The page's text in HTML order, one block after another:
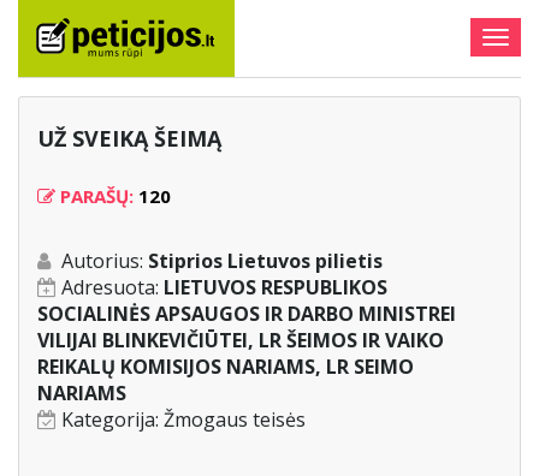
UŽ SVEIKĄ ŠEIMĄ
PARAŠŲ: 120
Autorius: Stiprios Lietuvos pilietis
Adresuota: LIETUVOS RESPUBLIKOS
SOCIALINĖS APSAUGOS IR DARBO MINISTREI
VILIJAI BLINKEVIČIŪTEI, LR ŠEIMOS IR VAIKO
REIKALŲ KOMISIJOS NARIAMS, LR SEIMO
NARIAMS
Kategorija: Žmogaus teisės